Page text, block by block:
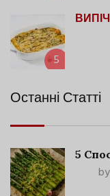
5
Останні Статті
5
by